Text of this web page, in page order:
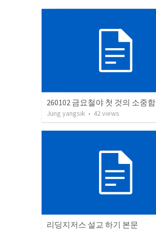
260102 금요철야 첫 것의 소중함
Jung yangsik • 42views
리딩지저스 설교 하기 본문